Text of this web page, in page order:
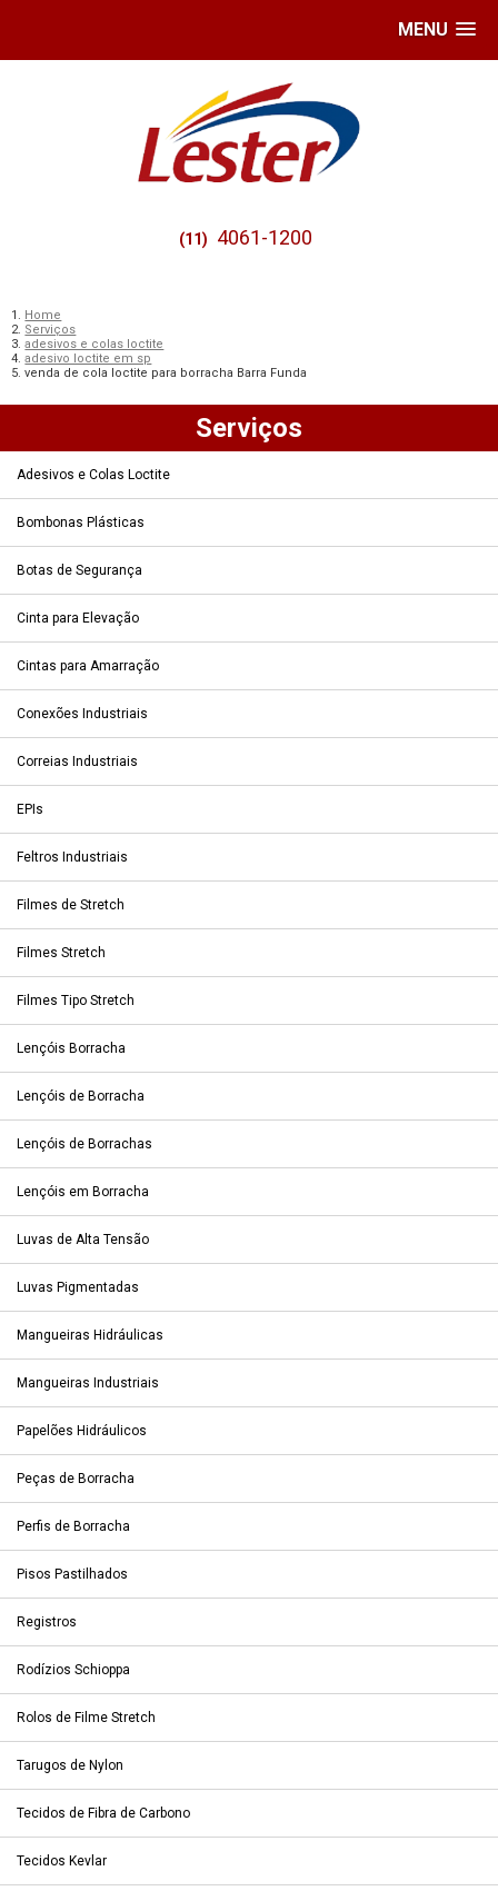
MENU
(11) 4061-1200
Home
Serviços
adesivos e colas loctite
adesivo loctite em sp
venda de cola loctite para borracha Barra Funda
Serviços
Adesivos e Colas Loctite
Bombonas Plásticas
Botas de Segurança
Cinta para Elevação
Cintas para Amarração
Conexões Industriais
Correias Industriais
EPIs
Feltros Industriais
Filmes de Stretch
Filmes Stretch
Filmes Tipo Stretch
Lençóis Borracha
Lençóis de Borracha
Lençóis de Borrachas
Lençóis em Borracha
Luvas de Alta Tensão
Luvas Pigmentadas
Mangueiras Hidráulicas
Mangueiras Industriais
Papelões Hidráulicos
Peças de Borracha
Perfis de Borracha
Pisos Pastilhados
Registros
Rodízios Schioppa
Rolos de Filme Stretch
Tarugos de Nylon
Tecidos de Fibra de Carbono
Tecidos Kevlar